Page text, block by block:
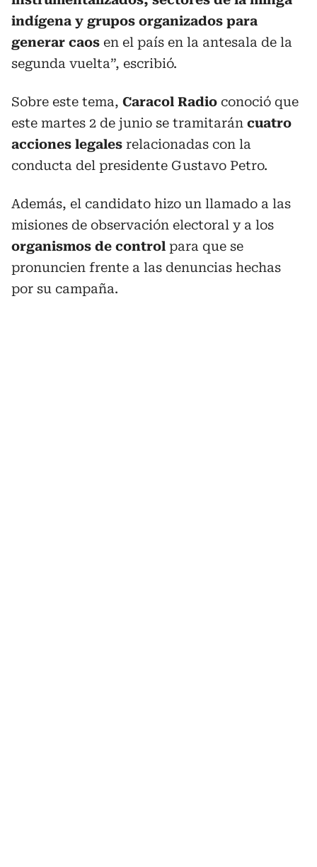
indígena y grupos organizados para
generar caos en el país en la antesala de la
segunda vuelta”, escribió.
Sobre este tema, Caracol Radio conoció que
este martes 2 de junio se tramitarán cuatro
acciones legales relacionadas con la
conducta del presidente Gustavo Petro.
Además, el candidato hizo un llamado a las
misiones de observación electoral y a los
organismos de control para que se
pronuncien frente a las denuncias hechas
por su campaña.